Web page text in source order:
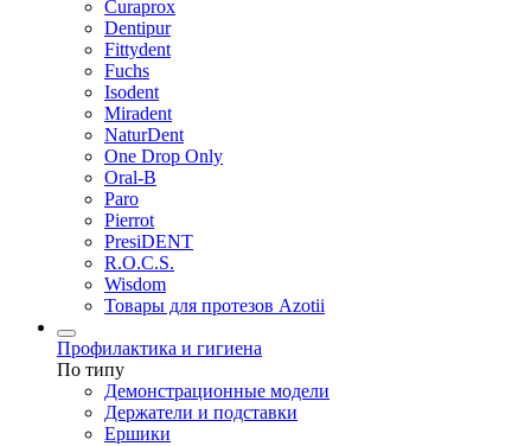
Curaprox
Dentipur
Fittydent
Fuchs
Isodent
Miradent
NaturDent
One Drop Only
Oral-B
Paro
Pierrot
PresiDENT
R.O.C.S.
Wisdom
Товары для протезов Azotii
Профилактика и гигиена
По типу
Демонстрационные модели
Держатели и подставки
Ершики